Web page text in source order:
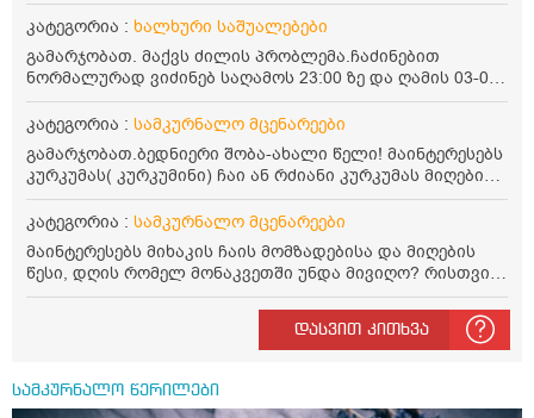
კატეგორია : ხალხური საშუალებები
გამარჯობათ. მაქვს ძილის პრობლემა.ჩაძინებით
ნორმალურად ვიძინებ საღამოს 23:00 ზე და ღამის 03-00
ან 04:00 საათზე მეღვიძება და მერე ვერ ვიძინებ
ვერაფრით.რამე ხალხური საშუალება თუ არის ამ
კატეგორია : სამკურნალო მცენარეები
გამარჯობათ.ბედნიერი შობა-ახალი წელი! მაინტერესებს
კურკუმას( კურკუმინი) ჩაი ან რძიანი კურკუმას მიღების
წესი. მაინტერესებდა და წავიკითხე ასეთი ინფორმაცია:
კურკუმას გააჩნია ანთების საწინააღმდეგო,
დამამშვიდებელი და ანტიოქსიდანტური თვისებები.ის
უნდა მივიღოთო ცხიმთან და შავ პილპილთან ერთად
ეფექტურობის მიზნით. 1) პირველი ვარიანტი არის ჩაი:
როგორ მივიღო კურკუმას ჩაი? უზმოზე,ჭამამდე თუ ჭამის
შემდეგ? თბილი წყალი უნდა დავასხათ თუ მდუღარე?
წავიკითხე რომ კურკუმას თუ დავასხამთ მდუღარე
წავიკითხე რომ თუ არ ადუღდა კურკუმა წყალში, მაშინ
შეიცავო დიდი ოდენობით ოქსალატებს და თირკმელში
კატეგორია : სამკურნალო მცენარეები
მაინტერესებს მიხაკის ჩაის მომზადებისა და მიღების
წესი, დღის რომელ მონაკვეთში უნდა მივიღო? რისთვის
არის სასარგებლო და უკუჩვენება თუ აქვს
დასვით კითხვა
სამკურნალო წერილები